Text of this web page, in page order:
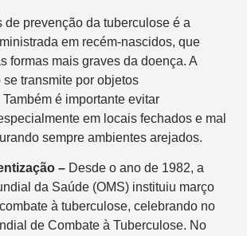
de prevenção da tuberculose é a
em recém-nascidos, que
formas mais graves da doença. A
transmite por objetos
é importante evitar
em locais fechados e mal
sempre ambientes arejados.
– Desde o ano de 1982, a
da Saúde (OMS) instituiu março
à tuberculose, celebrando no
de Combate à Tuberculose. No